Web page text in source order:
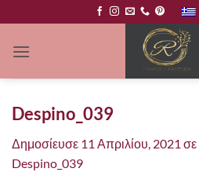
στο
περιεχόμενο
Despino_039
Δημοσίευσε 11 Απριλίου, 2021 σε
Despino_039